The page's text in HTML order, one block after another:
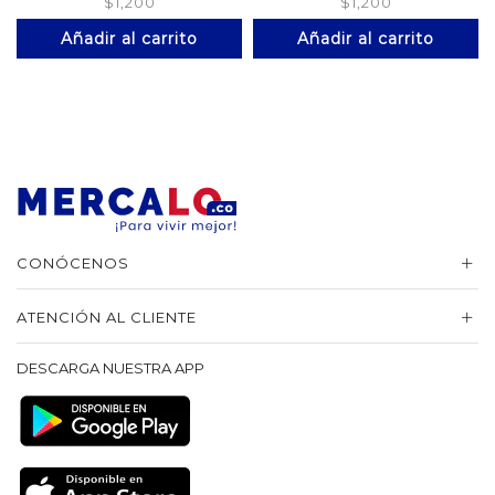
Añadir al carrito Añadir al carrito
CONÓCENOS
ATENCIÓN AL CLIENTE
DESCARGA NUESTRA APP